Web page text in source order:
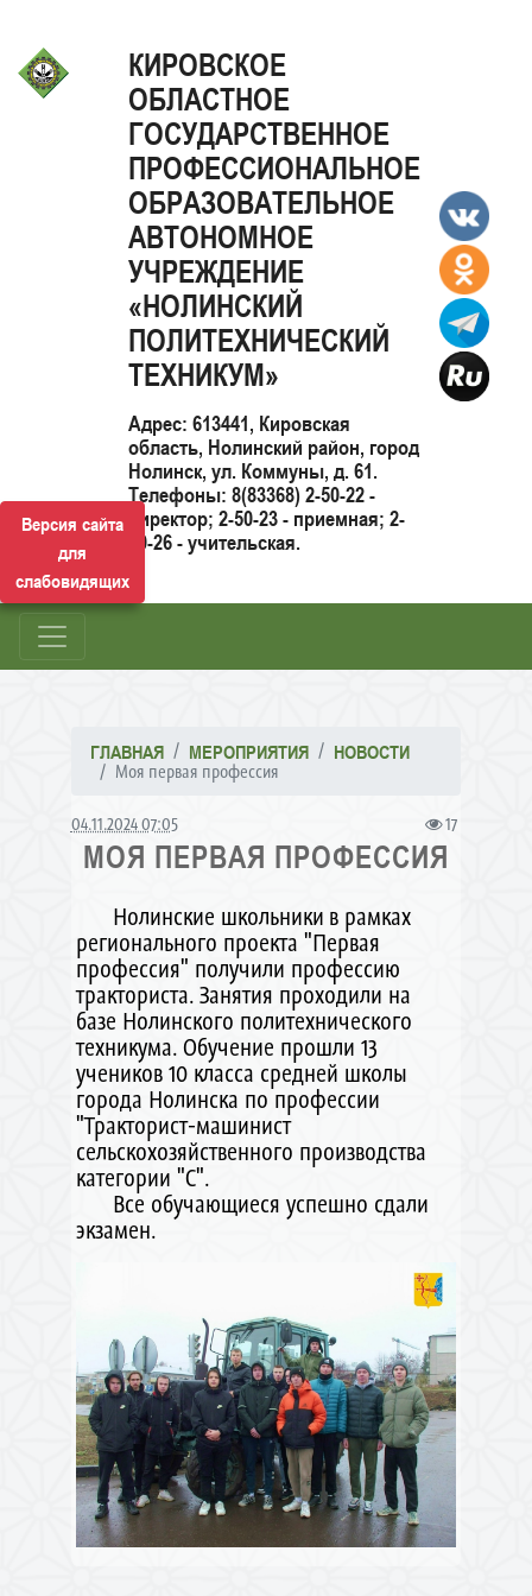
Версия сайта
для
слабовидящих
КИРОВСКОЕ
ОБЛАСТНОЕ
ГОСУДАРСТВЕННОЕ
ПРОФЕССИОНАЛЬНОЕ
ОБРАЗОВАТЕЛЬНОЕ
АВТОНОМНОЕ
УЧРЕЖДЕНИЕ
«НОЛИНСКИЙ
ПОЛИТЕХНИЧЕСКИЙ
ТЕХНИКУМ»
Адрес: 613441, Кировская
область, Нолинский район, город
Нолинск, ул. Коммуны, д. 61.
Телефоны: 8(83368) 2-50-22 -
директор; 2-50-23 - приемная; 2-
50-26 - учительская.
ГЛАВНАЯ МЕРОПРИЯТИЯ НОВОСТИ
Моя первая профессия
04.11.2024 07:05 17
МОЯ ПЕРВАЯ ПРОФЕССИЯ
Нолинские школьники в рамках
регионального проекта "Первая
профессия" получили профессию
тракториста. Занятия проходили на
базе Нолинского политехнического
техникума. Обучение прошли 13
учеников 10 класса средней школы
города Нолинска по профессии
"Тракторист-машинист
сельскохозяйственного производства
категории "С".
Все обучающиеся успешно сдали
экзамен.